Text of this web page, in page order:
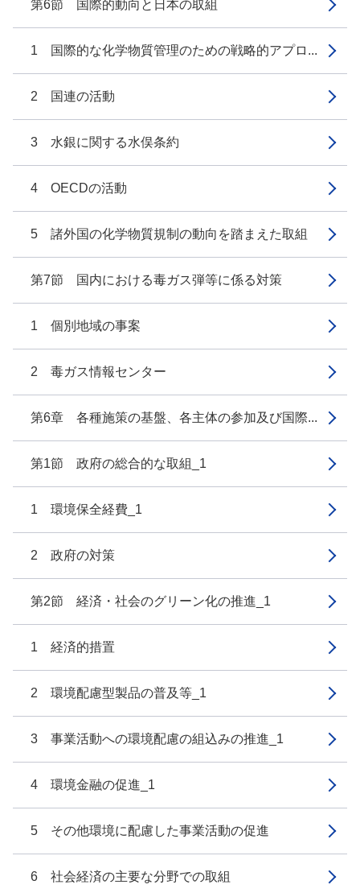
第6節 国際的動向と日本の取組
1 国際的な化学物質管理のための戦略的アプロ...
2 国連の活動
3 水銀に関する水俣条約
4 OECDの活動
5 諸外国の化学物質規制の動向を踏まえた取組
第7節 国内における毒ガス弾等に係る対策
1 個別地域の事案
2 毒ガス情報センター
第6章 各種施策の基盤、各主体の参加及び国際...
第1節 政府の総合的な取組_1
1 環境保全経費_1
2 政府の対策
第2節 経済・社会のグリーン化の推進_1
1 経済的措置
2 環境配慮型製品の普及等_1
3 事業活動への環境配慮の組込みの推進_1
4 環境金融の促進_1
5 その他環境に配慮した事業活動の促進
6 社会経済の主要な分野での取組